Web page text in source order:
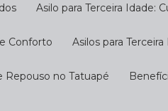
Asilo para Terceira Idade:
e Conforto Asilos para
Repouso no Tatuapé